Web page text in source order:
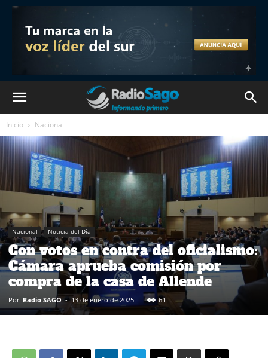
Inicio Nacional
Nacional Noticia del Día
Con votos en contra del oficialismo:
Cámara aprueba comisión por
compra de la casa de Allende
Por Radio SAGO - 13 de enero de 2025 61